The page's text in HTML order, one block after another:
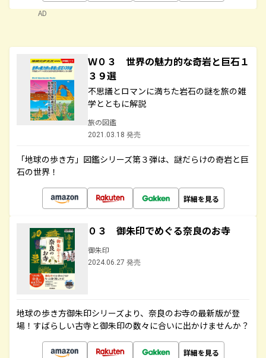
AD
Ｗ０３ 世界の魅力的な奇岩と巨石１
３９選
不思議とロマンに満ちた岩石の謎を旅の雑
学とともに解説
旅の図鑑
2021.03.18 発売
「地球の歩き方」図鑑シリーズ第３弾は、謎だらけの奇岩と巨
石の世界！
詳細を見る
０３ 御朱印でめぐる奈良のお寺
御朱印
2024.06.27 発売
地球の歩き方御朱印シリーズより、奈良のお寺の最新版が登
場！すばらしい古寺と御朱印の数々に合いに出かけませんか？
詳細を見る